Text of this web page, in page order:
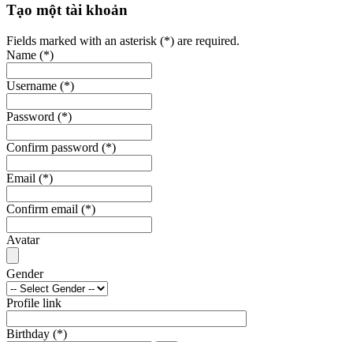
Tạo một tài khoản
Fields marked with an asterisk (*) are required.
Name (*)
Username (*)
Password (*)
Confirm password (*)
Email (*)
Confirm email (*)
Avatar
Gender
Profile link
Birthday (*)